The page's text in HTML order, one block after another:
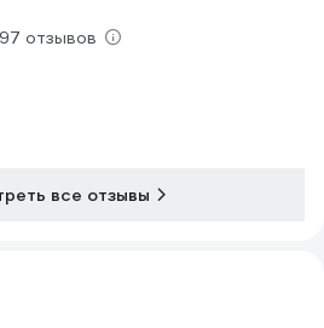
97 отзывов
все отзывы